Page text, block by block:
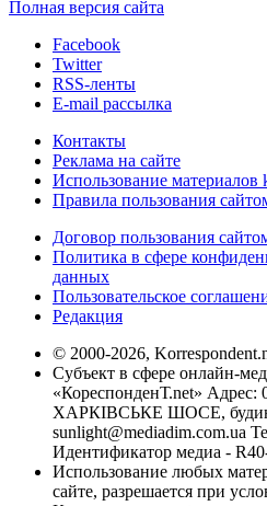
Полная версия сайта
Facebook
Twitter
RSS-ленты
E-mail рассылка
Контакты
Реклама на сайте
Использование материалов
Правила пользования
Договор пользования
Политика в сфере
данных
Пользовательское
Редакция
© 2000-2026,
Субъект в сфере онлайн-
«КореспонденТ.net» Адрес:
ХАРКІВСЬКЕ ШОСЕ,
sunlight@mediadim.com.ua
Идентификатор медиа -
Использование любых
сайте, разрешается при